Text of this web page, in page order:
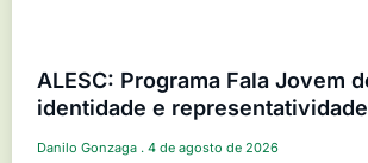
ALESC: Programa Fala Jovem
identidade e
Danilo Gonzaga 4 de agosto de 2026